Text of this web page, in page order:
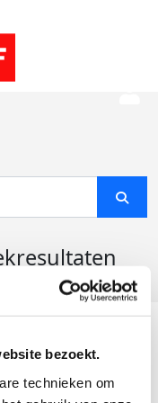
bezoekt.
technieken om